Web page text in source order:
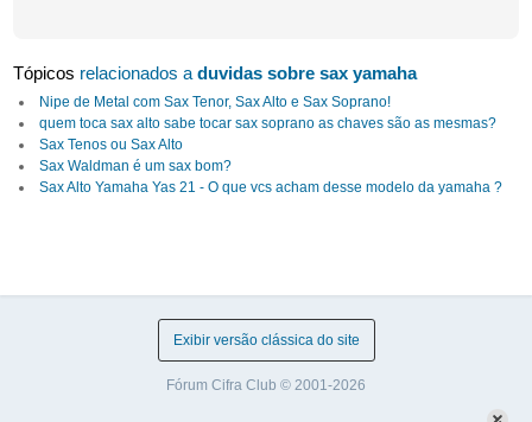
Tópicos relacionados aduvidas sobre sax yamaha
Nipe de Metal com Sax Tenor, Sax Alto e Sax Soprano!
quem toca sax alto sabe tocar sax soprano as chaves são as mesmas?
Sax Tenos ou Sax Alto
Sax Waldman é um sax bom?
Sax Alto Yamaha Yas 21 - O que vcs acham desse modelo da yamaha ?
Exibir versão clássica do site
Fórum Cifra Club © 2001-2026